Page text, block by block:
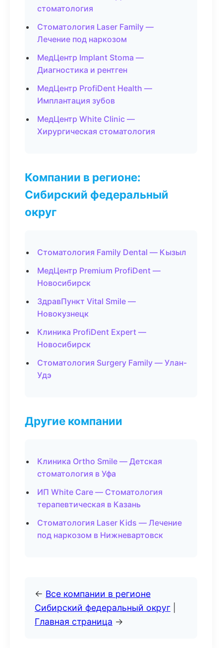
стоматология
Стоматология Laser Family —
Лечение под наркозом
МедЦентр Implant Stoma —
Диагностика и рентген
МедЦентр ProfiDent Health —
Имплантация зубов
МедЦентр White Clinic —
Хирургическая стоматология
Компании в регионе:
Сибирский федеральный
округ
Стоматология Family Dental — Кызыл
МедЦентр Premium ProfiDent —
Новосибирск
ЗдравПункт Vital Smile —
Новокузнецк
Клиника ProfiDent Expert —
Новосибирск
Стоматология Surgery Family — Улан-
Удэ
Другие компании
Клиника Ortho Smile — Детская
стоматология в Уфа
ИП White Care — Стоматология
терапевтическая в Казань
Стоматология Laser Kids — Лечение
под наркозом в Нижневартовск
← Все компании в регионе
Сибирский федеральный округ
Главная страница →